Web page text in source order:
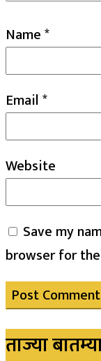
Name*
Email*
Website
Save my
browser for
ताज्या